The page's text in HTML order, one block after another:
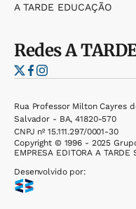
A TARDE EDUCAÇÃO
RedesA
Rua Professor Milton Cayres
Salvador - BA, 41820-570
CNPJ nº 15.111.297/0001-30
Copyright © 1996 - 2025
EMPRESA EDITORA A TARDE
Desenvolvido por: